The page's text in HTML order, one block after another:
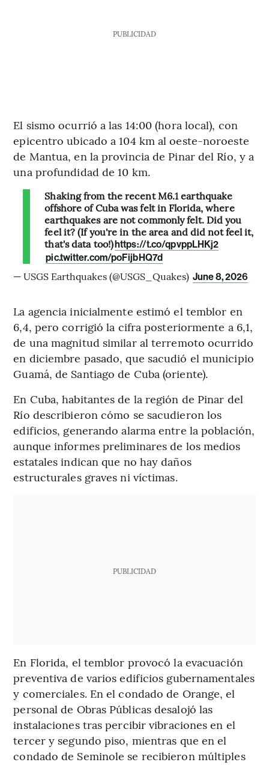
PUBLICIDAD
El sismo ocurrió a las 14:00 (hora local), con
epicentro ubicado a 104 km al oeste-noroeste
de Mantua, en la provincia de Pinar del Río, y a
una profundidad de 10 km.
Shaking from the recent M6.1 earthquake
offshore of Cuba was felt in Florida, where
earthquakes are not commonly felt. Did you
feel it? (If you're in the area and did not feel it,
that's data too!) https://t.co/qpvppLHKj2
pic.twitter.com/poFijbHQ7d
— USGS Earthquakes (@USGS_Quakes) June 8, 2026
La agencia inicialmente estimó el temblor en
6,4, pero corrigió la cifra posteriormente a 6,1,
de una magnitud similar al terremoto ocurrido
en diciembre pasado, que sacudió el municipio
Guamá, de Santiago de Cuba (oriente).
En Cuba, habitantes de la región de Pinar del
Río describieron cómo se sacudieron los
edificios, generando alarma entre la población,
aunque informes preliminares de los medios
estatales indican que no hay daños
estructurales graves ni víctimas.
PUBLICIDAD
En Florida, el temblor provocó la evacuación
preventiva de varios edificios gubernamentales
y comerciales. En el condado de Orange, el
personal de Obras Públicas desalojó las
instalaciones tras percibir vibraciones en el
tercer y segundo piso, mientras que en el
condado de Seminole se recibieron múltiples